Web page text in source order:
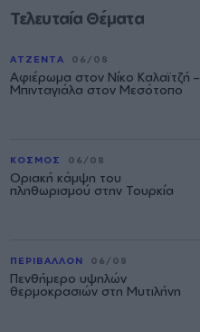
Τελευταία Θέματα
ΑΤΖΕΝΤΑ 06/08
Αφιέρωμα στον Νίκο Καλαϊτζή –
Μπινταγιάλα στον Μεσότοπο
ΚΟΣΜΟΣ 06/08
Οριακή κάμψη του
πληθωρισμού στην Τουρκία
ΠΕΡΙΒΑΛΛΟΝ 06/08
Πενθήμερο υψηλών
θερμοκρασιών στη Μυτιλήνη